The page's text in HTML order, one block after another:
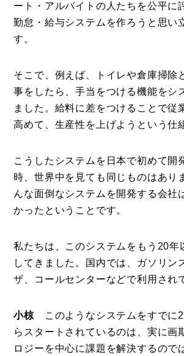
ート・アルバイトの人たちを公平に
勤怠・給与システムを作ろうと思い
す。
そこで、例えば、トイレや倉庫掃除
事をしたら、手当をつける機能をシ
ました。給料に差をつけることで従
高めて、生産性を上げようという仕
こうしたシステムを日本で初めて開
時、世界中を見ても同じものはあり
んな面倒なシステムを開発する会社
かったということです。
私たちは、このシステムをもう20年
してきました。国内では、ガソリン
ザ、コールセンターなどで利用され
小椋 このようなシステムをすでに
らスタートされているのは、実に画
ロジーを中心に課題を解決するので